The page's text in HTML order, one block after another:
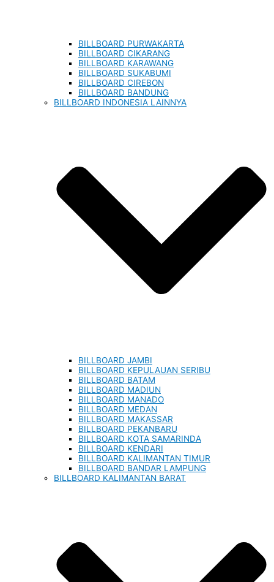
BILLBOARD PURWAKARTA
BILLBOARD CIKARANG
BILLBOARD KARAWANG
BILLBOARD SUKABUMI
BILLBOARD CIREBON
BILLBOARD BANDUNG
BILLBOARD INDONESIA LAINNYA
BILLBOARD JAMBI
BILLBOARD KEPULAUAN SERIBU
BILLBOARD BATAM
BILLBOARD MADIUN
BILLBOARD MANADO
BILLBOARD MEDAN
BILLBOARD MAKASSAR
BILLBOARD PEKANBARU
BILLBOARD KOTA SAMARINDA
BILLBOARD KENDARI
BILLBOARD KALIMANTAN TIMUR
BILLBOARD BANDAR LAMPUNG
BILLBOARD KALIMANTAN BARAT